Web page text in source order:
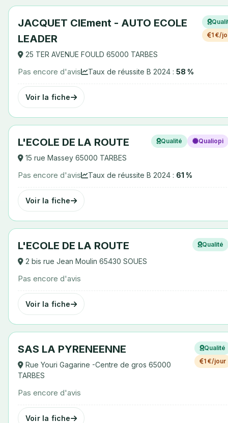
JACQUET ClEment - AUTO ECOLE
LEADER
25 TER AVENUE FOULD 65000 TARBES
1 €/
Pas encore d'avis Taux de réussite B 2024 : 58 %
Voir la fiche
L'ECOLE DE LA ROUTE
15 rue Massey 65000 TARBES
Qualité Qualiopi
Pas encore d'avis Taux de réussite B 2024 : 61 %
Voir la fiche
L'ECOLE DE LA ROUTE
2 bis rue Jean Moulin 65430 SOUES
Qualité
Pas encore d'avis
Voir la fiche
SAS LA PYRENEENNE
Rue Youri Gagarine -Centre de gros 65000
TARBES
Qualité
1 €/jour
Pas encore d'avis
Voir la fiche